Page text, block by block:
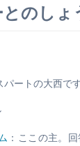
のしょ
ートの大西です
：ここの主。